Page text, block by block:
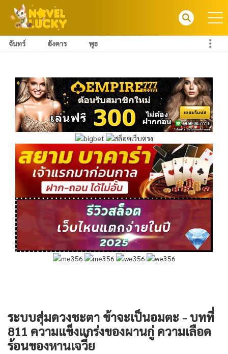
จันทร์ อังคาร พุธ
ระบบสุ่มดวงชะตา ข้าจะเป็นอมตะ - บทที่
811 ความแข็งแกร่งของผานกู่ ความเลือด
ร้อนของหานเจวี๋ย